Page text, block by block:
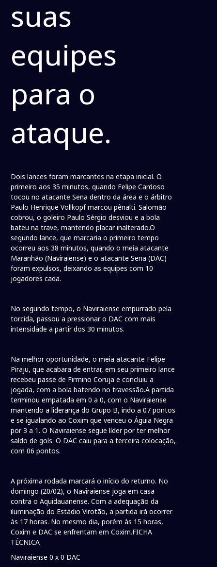
suas
equipes
para o
ataque.
Dois lances foram marcantes na etapa inicial. O
primeiro aos 35 minutos, quando Felipe Cardoso
tocou no atacante Sena dentro da área e o árbitro
Paulo Henrique Vollkopf marcou pênalti. Salomão
cobrou, o goleiro Paulo Sérgio desviou e a bola
bateu na trave, mantendo placar inalterado.O
segundo lance, que marcaria o primeiro tempo
ocorreu aos 38 minutos, quando o meia atacante
Maranhão (Naviraiense) e o atacante Sena (DAC)
foram expulsos, deixando as equipes com 10
jogadores cada.
No segundo tempo, o Naviraiense empurrado pela
torcida, passou a pressionar o DAC com mais
intensidade a partir dos 30 minutos.
Na melhor oportunidade, o meia atacante Felipe
Piraju, que acabara de entrar, em seu primeiro lance
recebeu passe de Firmino Coruja e concluiu a
jogada, com a bola batendo no travessão.A partida
terminou empatada em 0 a 0, com o Naviraiense
mantendo a liderança do Grupo B, indo a 07 pontos
e se igualando ao Coxim que venceu o Águia Negra
por 3 a 1. O Naviraiense segue líder por ter melhor
saldo de gols. O DAC caiu para a terceira colocação,
com 06 pontos.
A próxima rodada marcará o início do returno. No
domingo (20/02), o Naviraiense joga em casa
contra o Aquidauanense. Com a adequação da
iluminação do Estádio Virotão, a partida irá ocorrer
às 17 horas. No mesmo dia, porém às 15 horas,
Coxim e DAC se enfrentam em Coxim.FICHA
TÉCNICA
Naviraiense 0 x 0 DAC